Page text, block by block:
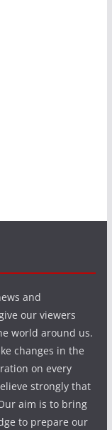
and
our viewers
world around us.
changes in the
on every
strongly that
aim is to bring
to prepare our